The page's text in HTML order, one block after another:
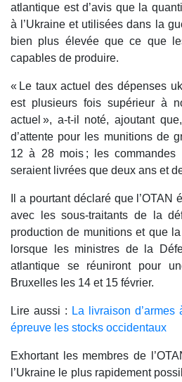
atlantique est d’avis que la
à l’Ukraine et utilisées dans la
bien plus élevée que ce que
capables de produire.
« Le taux actuel des dépenses
est plusieurs fois supérieur à
actuel », a-t-il noté, ajoutant
d’attente pour les munitions de
12 à 28 mois ; les commandes
seraient livrées que deux ans et
Il a pourtant déclaré que l’OTAN
avec les sous-traitants de la
production de munitions et que
lorsque les ministres de la
atlantique se réuniront pour
Bruxelles les 14 et 15 février.
Lire aussi : La livraison
épreuve les stocks occidentaux
Exhortant les membres de
l’Ukraine le plus rapidement